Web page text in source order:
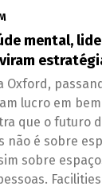
mental,
Oxford,
lucro em
que o futuro
não é sobre
sobre